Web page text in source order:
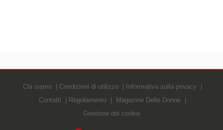
Chi siamo Condizioni di utilizzo
Informativa sulla privacy
Contatti
Regolamento
Magazine Delle Donne
Gestione dei cookie